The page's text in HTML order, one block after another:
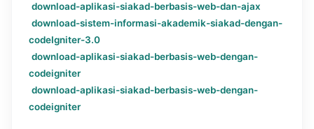
download-aplikasi-siakad-berbasis-web-dan-ajax
download-sistem-informasi-akademik-siakad-dengan-
codeIgniter-3.0
download-aplikasi-siakad-berbasis-web-dengan-
codeigniter
download-aplikasi-siakad-berbasis-web-dengan-
codeigniter